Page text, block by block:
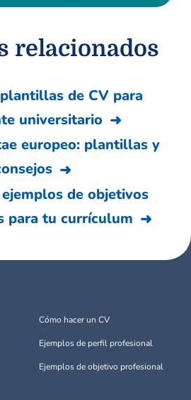
relacionados
de CV para
universitario
europeo: plantillas y
de objetivos
para tu currículum
Cómo hacer un CV
Ejemplos de perfil profesional
Ejemplos de objetivo profesional